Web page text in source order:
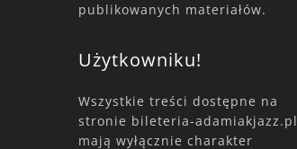
publikowanych materiałów.
Użytkowniku!
Wszystkie treści dostępne na
stronie bileteria-adamiakjazz.pl
mają wyłącznie charakter